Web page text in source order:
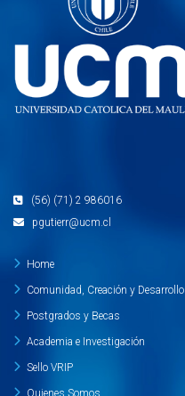
(56) (71) 2 986016
pgutierr@ucm.cl
Home
Comunidad, Creación y Desarrollo
Postgrados y Becas
Academia e Investigación
Sello VRIP
Quienes Somos